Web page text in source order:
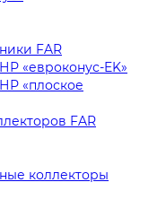
FAR
«евроконус-EK»
«плоское
FAR
коллекторы